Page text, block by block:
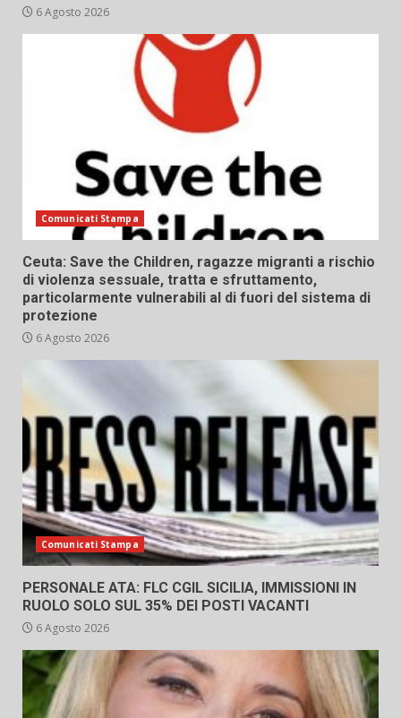
6 Agosto 2026
Comunicati Stampa
Ceuta: Save the Children, ragazze migranti a rischio
di violenza sessuale, tratta e sfruttamento,
particolarmente vulnerabili al di fuori del sistema di
protezione
6 Agosto 2026
Comunicati Stampa
PERSONALE ATA: FLC CGIL SICILIA, IMMISSIONI IN
RUOLO SOLO SUL 35% DEI POSTI VACANTI
6 Agosto 2026